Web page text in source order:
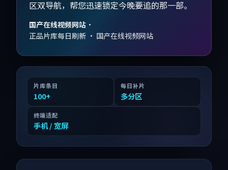
区双导航，帮您迅速锁定今晚要追的那一部。
国产在线视频网站 ·
正品片库每日刷新 · 国产在线视频网站
片库条目
100+
每日补片
多分区
终端适配
手机 / 宽屏